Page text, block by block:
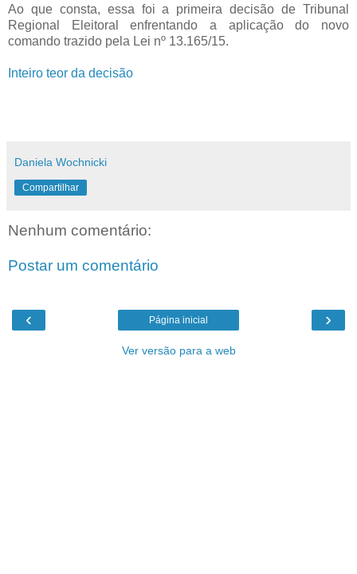
Ao que consta, essa foi a primeira decisão de Tribunal
Regional Eleitoral enfrentando a aplicação do novo
comando trazido pela Lei nº 13.165/15.
Inteiro teor da decisão
Daniela Wochnicki
Compartilhar
Nenhum comentário:
Postar um comentário
‹ ›
Página inicial
Ver versão para a web